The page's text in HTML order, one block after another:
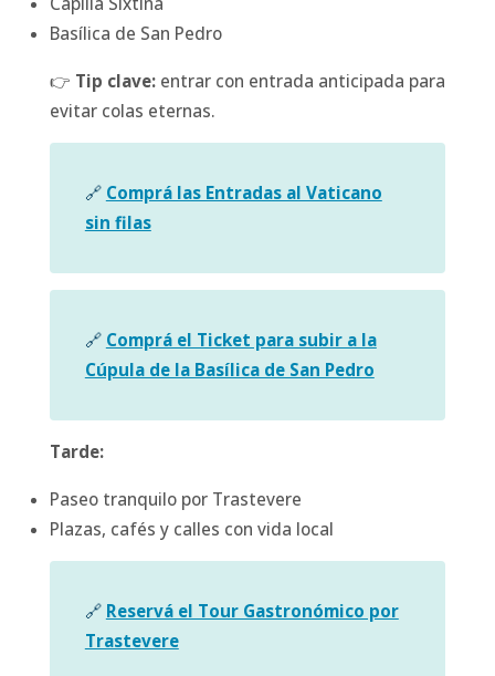
Basílica de San Pedro
👉 Tip clave:entrar con entrada anticipada para
evitar colas eternas.
🔗 Comprá las Entradas al Vaticano
sin filas
🔗 Comprá el Ticket para subir a la
Cúpula de la Basílica de San Pedro
Tarde:
Paseo tranquilo por Trastevere
Plazas, cafés y calles con vida local
🔗 Reservá el Tour Gastronómico por
Trastevere